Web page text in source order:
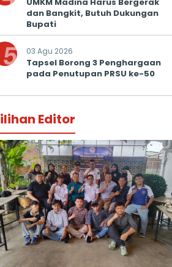
UMKM Madina Harus Bergerak
dan Bangkit, Butuh Dukungan
Bupati
5 03 Agu 2026
Tapsel Borong 3 Penghargaan
pada Penutupan PRSU ke-50
Editor